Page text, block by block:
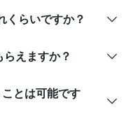
くらいですか？
えますか？
とは可能です